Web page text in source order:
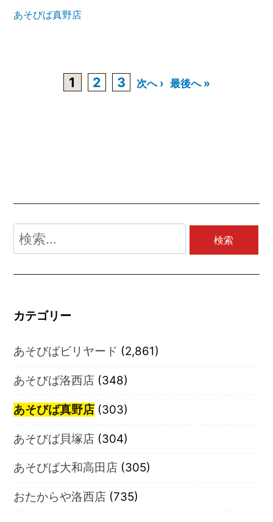
あそびば真野店
1 2 3 次へ › 最後へ »
検
索:
カテゴリー
あそびばビリヤード (2,861)
あそびば洛西店 (348)
あそびば真野店 (303)
あそびば貝塚店 (304)
あそびば大和高田店 (305)
おたからや洛西店 (735)